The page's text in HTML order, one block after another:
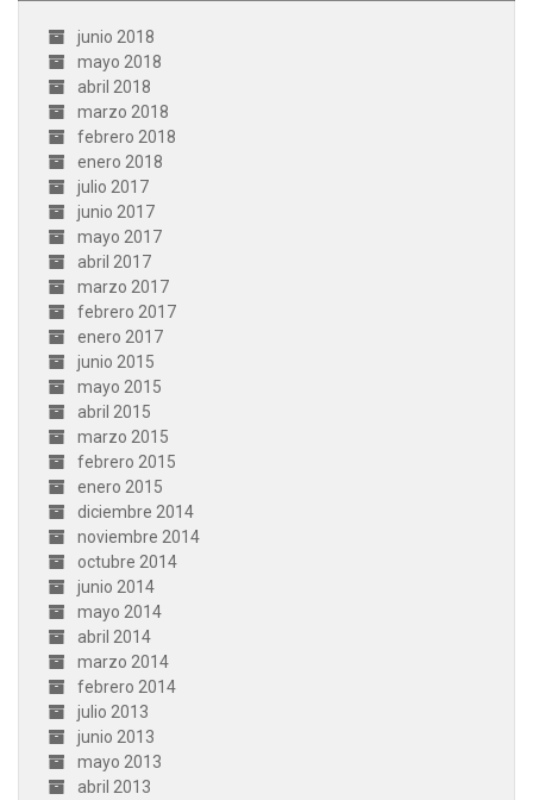
junio 2018
mayo 2018
abril 2018
marzo 2018
febrero 2018
enero 2018
julio 2017
junio 2017
mayo 2017
abril 2017
marzo 2017
febrero 2017
enero 2017
junio 2015
mayo 2015
abril 2015
marzo 2015
febrero 2015
enero 2015
diciembre 2014
noviembre 2014
octubre 2014
junio 2014
mayo 2014
abril 2014
marzo 2014
febrero 2014
julio 2013
junio 2013
mayo 2013
abril 2013